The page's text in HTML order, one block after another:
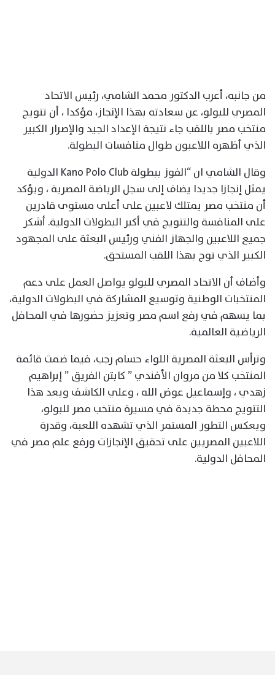
من جانبه، أعرب الدكتور محمد الشامي، رئيس الاتحاد
المصري للبولو، عن سعادته بهذا الإنجاز، مؤكدا ، أن تتويج
منتخب مصر باللقب جاء نتيجة الإعداد الجيد والإصرار الكبير
الذي أظهره اللاعبون طوال منافسات البطولة.
وقال الشامي ان “الفوز ببطولة Kano Polo Club الدولية
يمثل إنجازا جديدا يضاف إلى سجل الرياضة المصرية ، ويؤكد
أن منتخب مصر يمتلك لاعبين على أعلى مستوى قادرين
على المنافسة والتتويج في أكبر البطولات الدولية. أشكر
جميع اللاعبين والجهاز الفني ورئيس البعثة على المجهود
الكبير الذي توج بهذا اللقب المستحق.
وأضاف أن الاتحاد المصري للبولو يواصل العمل على دعم
المنتخبات الوطنية وتوسيع المشاركة في البطولات الدولية،
بما يسهم في رفع اسم مصر وتعزيز حضورها في المحافل
الرياضية العالمية.
وترأس البعثة المصرية اللواء حسام رجب، فيما ضمت قائمة
المنتخب كلا من مروان الأفندي ” كابتن الفريق ” إبراهيم
زهدي ، وإسماعيل عوض الله ، وعلي الكاشف ويعد هذا
التتويج محطة جديدة في مسيرة منتخب مصر للبولو،
ويعكس التطور المستمر الذي تشهده اللعبة، وقدرة
اللاعبين المصريين على تحقيق الإنجازات ورفع علم مصر في
المحافل الدولية.